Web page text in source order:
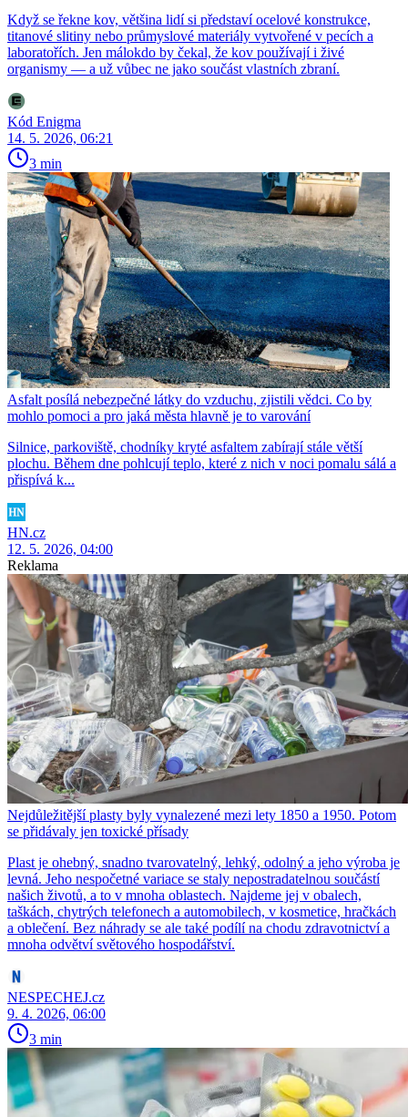
Když se řekne kov, většina lidí si představí ocelové konstrukce,
titanové slitiny nebo průmyslové materiály vytvořené v pecích a
laboratořích. Jen málokdo by čekal, že kov používají i živé
organismy — a už vůbec ne jako součást vlastních zbraní.
Kód Enigma
14. 5. 2026, 06:21
3 min
Asfalt posílá nebezpečné látky do vzduchu, zjistili vědci. Co by
mohlo pomoci a pro jaká města hlavně je to varování
Silnice, parkoviště, chodníky kryté asfaltem zabírají stále větší
plochu. Během dne pohlcují teplo, které z nich v noci pomalu sálá a
přispívá k...
HN.cz
12. 5. 2026, 04:00
Reklama
Nejdůležitější plasty byly vynalezené mezi lety 1850 a 1950. Potom
se přidávaly jen toxické přísady
Plast je ohebný, snadno tvarovatelný, lehký, odolný a jeho výroba je
levná. Jeho nespočetné variace se staly nepostradatelnou součástí
našich životů, a to v mnoha oblastech. Najdeme jej v obalech,
taškách, chytrých telefonech a automobilech, v kosmetice, hračkách
a oblečení. Bez náhrady se ale také podílí na chodu zdravotnictví a
mnoha odvětví světového hospodářství.
NESPECHEJ.cz
9. 4. 2026, 06:00
3 min